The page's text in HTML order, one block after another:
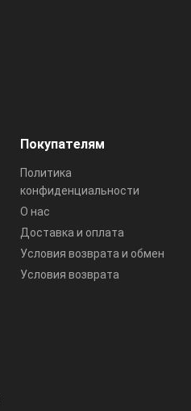
Покупателям
Политика
конфиденциальности
О нас
Доставка и оплата
Условия возврата и обмен
Условия возврата